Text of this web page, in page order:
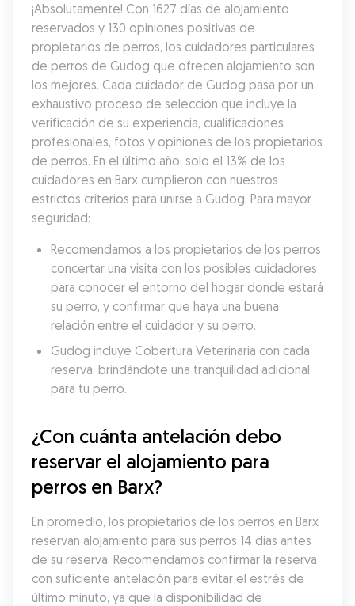
¡Absolutamente! Con 1627 días de alojamiento
reservados y 130 opiniones positivas de
propietarios de perros, los cuidadores particulares
de perros de Gudog que ofrecen alojamiento son
los mejores. Cada cuidador de Gudog pasa por un
exhaustivo proceso de selección que incluye la
verificación de su experiencia, cualificaciones
profesionales, fotos y opiniones de los propietarios
de perros. En el último año, solo el 13% de los
cuidadores en Barx cumplieron con nuestros
estrictos criterios para unirse a Gudog. Para mayor
seguridad:
Recomendamos a los propietarios de los perros
concertar una visita con los posibles cuidadores
para conocer el entorno del hogar donde estará
su perro, y confirmar que haya una buena
relación entre el cuidador y su perro.
Gudog incluye Cobertura Veterinaria con cada
reserva, brindándote una tranquilidad adicional
para tu perro.
¿Con cuánta antelación debo
reservar el alojamiento para
perros en Barx?
En promedio, los propietarios de los perros en Barx
reservan alojamiento para sus perros 14 días antes
de su reserva. Recomendamos confirmar la reserva
con suficiente antelación para evitar el estrés de
último minuto, ya que la disponibilidad de